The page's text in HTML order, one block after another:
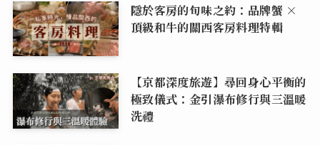
隱於客房的旬味之約：品牌蟹 ×
頂級和牛的關西客房料理特輯
【京都深度旅遊】尋回身心平衡的
極致儀式：金引瀑布修行與三溫暖
洗禮